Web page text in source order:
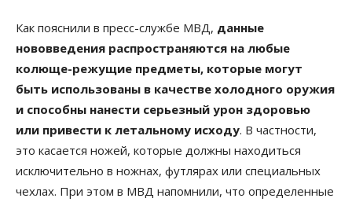
Как пояснили в пресс-службе МВД, данные
нововведения распространяются на любые
колюще-режущие предметы, которые могут
быть использованы в качестве холодного оружия
и способны нанести серьезный урон здоровью
или привести к летальному исходу. В частности,
это касается ножей, которые должны находиться
исключительно в ножнах, футлярах или специальных
чехлах. При этом в МВД напомнили, что определенные